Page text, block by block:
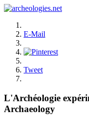
E-Mail
Tweet
L'Archéologie
Archaeology